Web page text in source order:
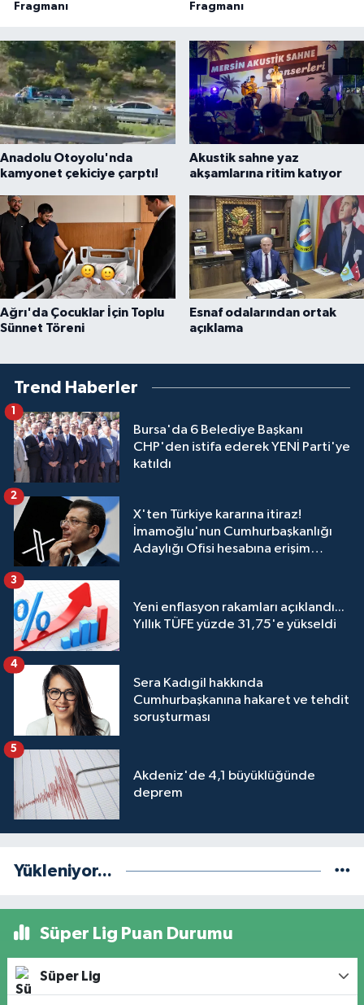
Fragmanı
Fragmanı
Anadolu Otoyolu'nda
kamyonet çekiciye çarptı!
Akustik sahne yaz
akşamlarına ritim katıyor
Ağrı'da Çocuklar İçin Toplu
Sünnet Töreni
Esnaf odalarından ortak
açıklama
Trend Haberler
Bursa'da 6 Belediye Başkanı
CHP'den istifa ederek YENİ Parti'ye
katıldı
1
X'ten Türkiye kararına itiraz!
İmamoğlu'nun Cumhurbaşkanlığı
Adaylığı Ofisi hesabına erişim
2
Yeni enflasyon rakamları açıklandı...
Yıllık TÜFE yüzde 31,75'e yükseldi
3
Sera Kadıgil hakkında
Cumhurbaşkanına hakaret ve tehdit
soruşturması
4
Akdeniz'de 4,1 büyüklüğünde
deprem
5
Yükleniyor...
Süper Lig Puan Durumu
Süper Lig